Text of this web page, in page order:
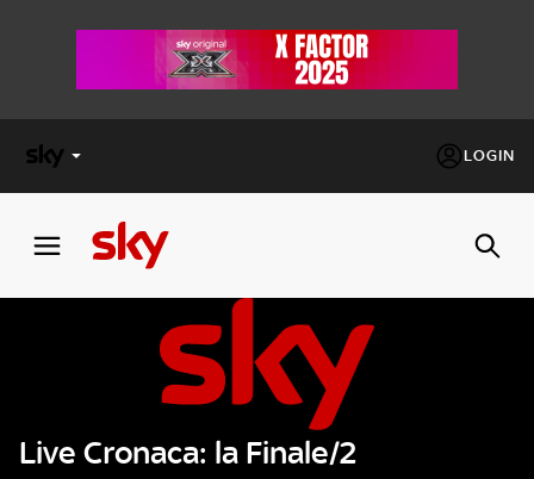
LOGIN
FACTOR
Cos’altro vedere:
PROGRAMMI SKY
Live Cronaca: la Finale/2